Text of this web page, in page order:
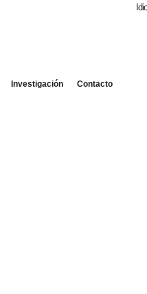
Investigación Contacto